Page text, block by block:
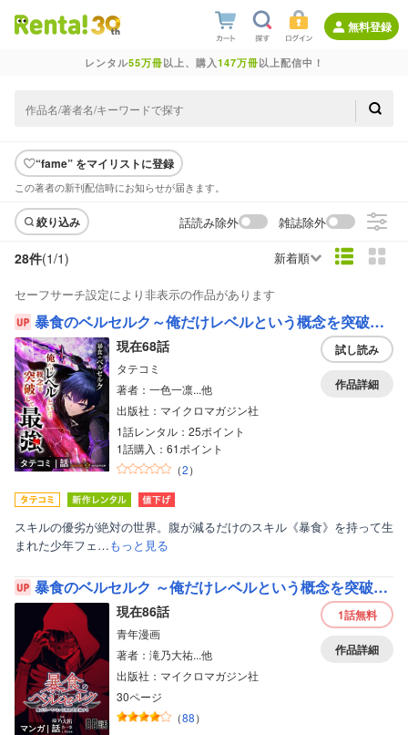
無料登録
レンタル55万冊以上、購入147万冊以上配信中！
“fame” をマイリストに登録
この著者の新刊配信時にお知らせが届きます。
絞り込み 話読み除外 雑誌除外
28件(1/1) 新着順
セーフサーチ設定により非表示の作品があります
暴食のベルセルク～俺だけレベルという概念を突破して最強～【フルカラー】
タテコミ｜話
現在68話
タテコミ
著者：一色一凛...他
出版社：マイクロマガジン社
1話レンタル：25ポイント
1話購入：61ポイント
（2）
試し読み
作品詳細
スキルの優劣が絶対の世界。腹が減るだけのスキル《暴食》を持って生
まれた少年フェ…もっと見る
暴食のベルセルク ～俺だけレベルという概念を突破する～【単話版】
マンガ｜話
現在86話
青年漫画
著者：滝乃大祐...他
出版社：マイクロマガジン社
30ページ
（88）
1話無料
作品詳細